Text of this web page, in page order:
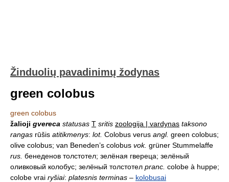
Žinduolių pavadinimų žodynas
green colobus
green colobus
žalioji gvereca statusas T sritis zoologija | vardynas taksono
rangas rūšis atitikmenys: lot. Colobus verus angl. green colobus;
olive colobus; van Beneden’s colobus vok. grüner Stummelaffe
rus. бенеденов толстотел; зелёная гвереца; зелёный
оливковый колобус; зелёный толстотел pranc. colobe à huppe;
colobe vrai ryšiai: platesnis terminas – kolobusai